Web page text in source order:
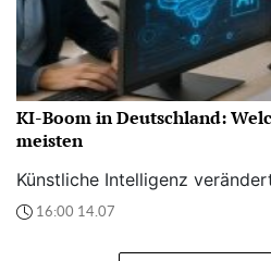
KI-Boom in Deutschland:
meisten
Künstliche Intelligenz
16:00 14.07